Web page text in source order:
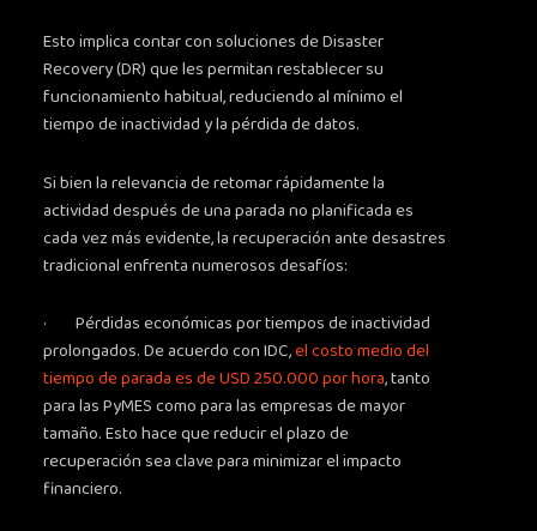
Esto implica contar con soluciones de Disaster
Recovery (DR) que les permitan restablecer su
funcionamiento habitual, reduciendo al mínimo el
tiempo de inactividad y la pérdida de datos.
Si bien la relevancia de retomar rápidamente la
actividad después de una parada no planificada es
cada vez más evidente, la recuperación ante desastres
tradicional enfrenta numerosos desafíos:
· Pérdidas económicas por tiempos de inactividad
prolongados. De acuerdo con IDC,el costo medio del
tiempo de parada es de USD 250.000 por hora, tanto
para las PyMES como para las empresas de mayor
tamaño. Esto hace que reducir el plazo de
recuperación sea clave para minimizar el impacto
financiero.